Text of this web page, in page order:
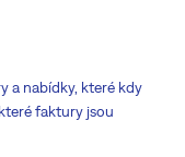
a nabídky, které kdy
faktury jsou